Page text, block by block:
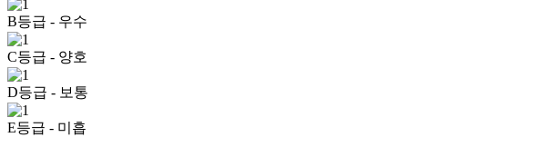
B등급 - 우수
C등급 - 양호
D등급 - 보통
E등급 - 미흡